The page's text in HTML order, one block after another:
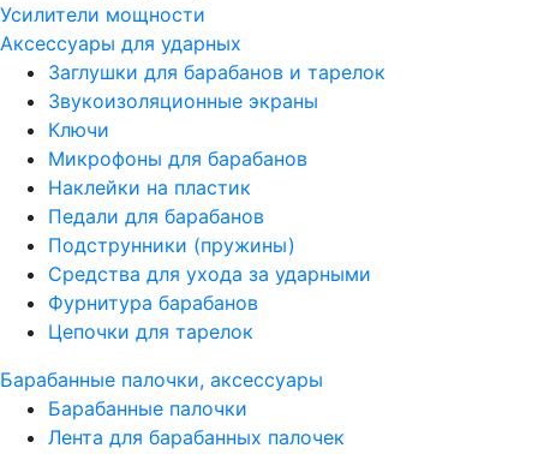
Усилители мощности
Аксессуары для ударных
Заглушки для барабанов и тарелок
Звукоизоляционные экраны
Ключи
Микрофоны для барабанов
Наклейки на пластик
Педали для барабанов
Подструнники (пружины)
Средства для ухода за ударными
Фурнитура барабанов
Цепочки для тарелок
Барабанные палочки, аксессуары
Барабанные палочки
Лента для барабанных палочек